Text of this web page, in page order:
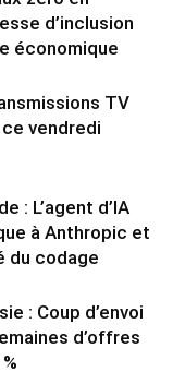
d’inclusion
économique
TV
vendredi
: L’agent d’IA
à Anthropic et
du codage
: Coup d’envoi
d’offres